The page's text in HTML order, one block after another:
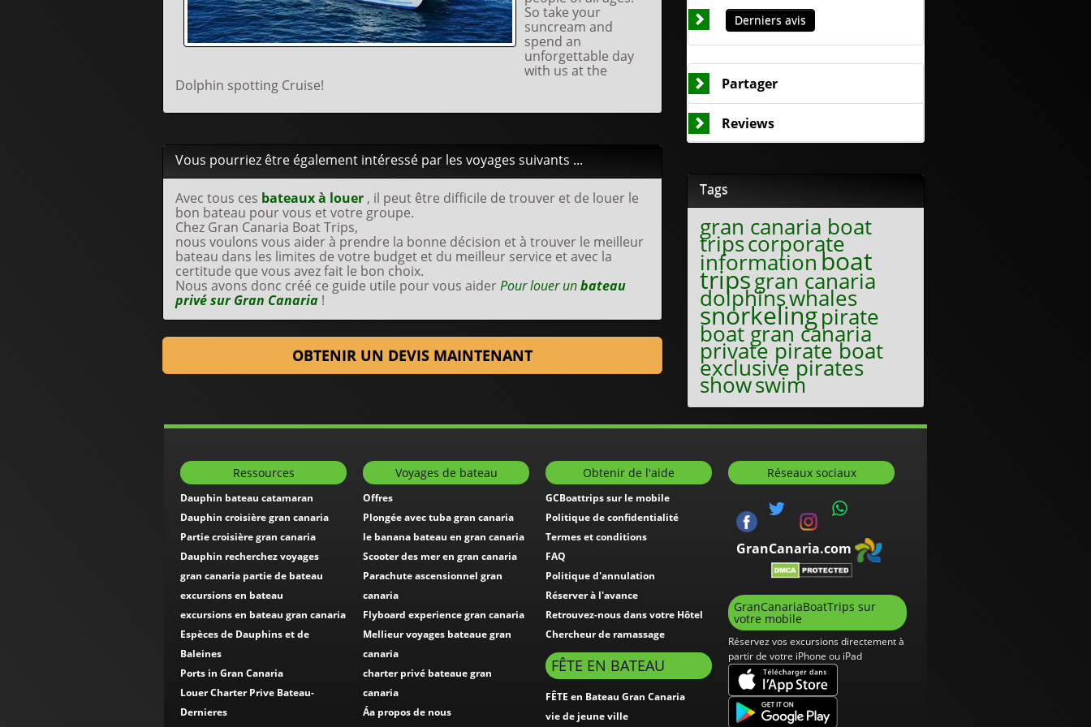
So take your
suncream and
spend an
unforgettable day
with us at the
Dolphin spotting Cruise!
Vous pourriez être également intéressé par les voyages suivants ...
Avec tous ces bateaux à louer , il peut être difficile de trouver et de louer le
bon bateau pour vous et votre groupe.
Chez Gran Canaria Boat Trips,
nous voulons vous aider à prendre la bonne décision et à trouver le meilleur
bateau dans les limites de votre budget et du meilleur service et avec la
certitude que vous avez fait le bon choix.
Nous avons donc créé ce guide utile pour vous aiderPour louer unbateau
privé sur Gran Canaria!
OBTENIR UN DEVIS MAINTENANT
Derniers avis
Partager
Reviews
Tags
gran canaria boat
tripscorporate
informationboat
tripsgran canaria
dolphinswhales
snorkelingpirate
boat gran canaria
private pirate boat
exclusive pirates
showswim
Ressources
Dauphin bateau catamaran
Dauphin croisière gran canaria
Partie croisière gran canaria
Dauphin recherchez voyages
gran canaria partie de bateau
excursions en bateau
excursions en bateau gran canaria
Espèces de Dauphins et de
Baleines
Ports in Gran Canaria
Louer Charter Prive Bateau-
Dernieres
Voyages de bateau
Offres
Plongée avec tuba gran canaria
le banana bateau en gran canaria
Scooter des mer en gran canaria
Parachute ascensionnel gran
canaria
Flyboard experience gran canaria
Mellieur voyages bateaue gran
canaria
charter privé bateaue gran
canaria
Áa propos de nous
Obtenir de l'aide
GCBoattrips sur le mobile
Politique de confidentialité
Termes et conditions
FAQ
Politique d'annulation
Réserver à l'avance
Retrouvez-nous dans votre Hôtel
Chercheur de ramassage
FÊTE EN BATEAU
FÊTE en Bateau Gran Canaria
vie de jeune ville
Réseaux sociaux
GranCanaria.com
GranCanariaBoatTrips sur
votre mobile
Réservez vos excursions directement à
partir de votre iPhone ou iPad